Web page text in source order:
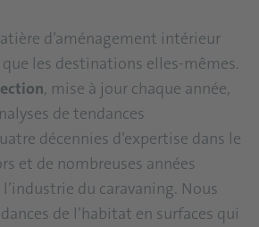
d’aménagement intérieur
les destinations elles-mêmes.
, mise à jour chaque année,
de tendances
décennies d’expertise dans le
et de nombreuses années
l’industrie du caravaning. Nous
de l’habitat en surfaces qui